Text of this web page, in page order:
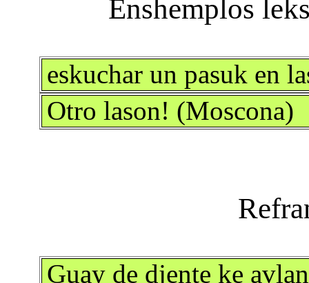
eskuchar un pasuk en
Otro lason! (Moscona)
Guay de djente ke